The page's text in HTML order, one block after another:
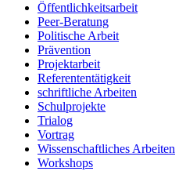
Öffentlichkeitsarbeit
Peer-Beratung
Politische Arbeit
Prävention
Projektarbeit
Referententätigkeit
schriftliche Arbeiten
Schulprojekte
Trialog
Vortrag
Wissenschaftliches Arbeiten
Workshops